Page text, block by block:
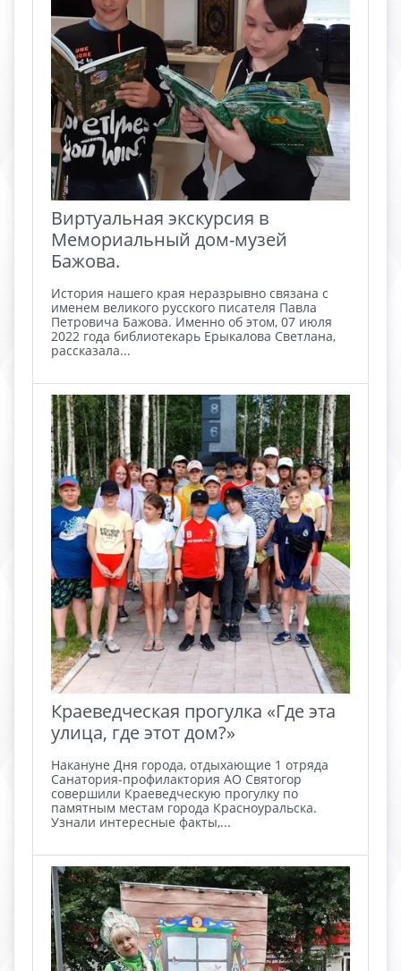
Виртуальная экскурсия в
Мемориальный дом-музей
Бажова.
История нашего края неразрывно связана с
именем великого русского писателя Павла
Петровича Бажова. Именно об этом, 07 июля
2022 года библиотекарь Ерыкалова Светлана,
рассказала...
Краеведческая прогулка «Где эта
улица, где этот дом?»
Накануне Дня города, отдыхающие 1 отряда
Санатория-профилактория АО Святогор
совершили Краеведческую прогулку по
памятным местам города Красноуральска.
Узнали интересные факты,...